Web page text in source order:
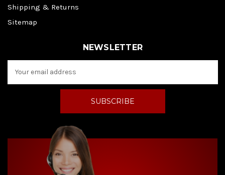
Shipping & Returns
Sitemap
NEWSLETTER
a
d